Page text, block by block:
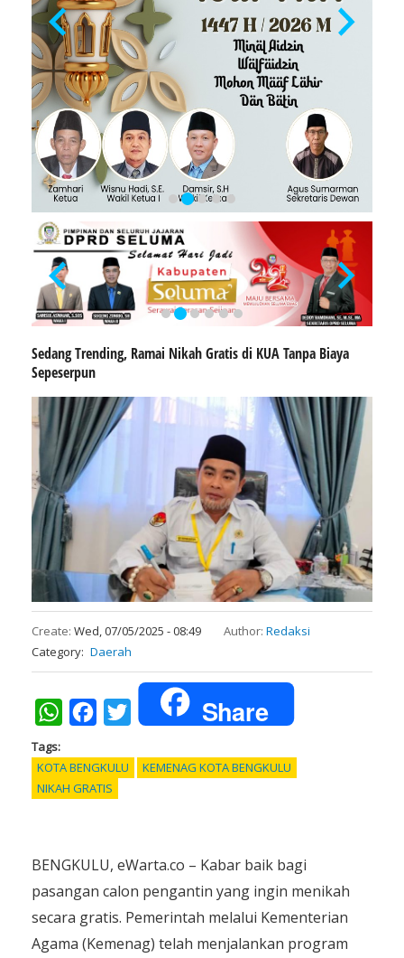
Sedang Trending, Ramai Nikah Gratis di KUA Tanpa Biaya
Sepeserpun
Create: Wed, 07/05/2025 - 08:49 Author: Redaksi
Category Daerah
WhatsAppFacebookTwitter Share
Tags
KOTA BENGKULU
KEMENAG KOTA BENGKULU
NIKAH GRATIS
BENGKULU, eWarta.co – Kabar baik bagi
pasangan calon pengantin yang ingin menikah
secara gratis. Pemerintah melalui Kementerian
Agama (Kemenag) telah menjalankan program